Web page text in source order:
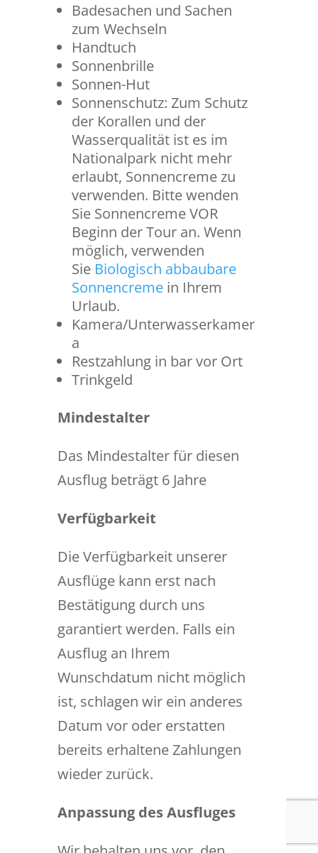
Badesachen und Sachen
zum Wechseln
Handtuch
Sonnenbrille
Sonnen-Hut
Sonnenschutz: Zum Schutz
der Korallen und der
Wasserqualität ist es im
Nationalpark nicht mehr
erlaubt, Sonnencreme zu
verwenden. Bitte wenden
Sie Sonnencreme VOR
Beginn der Tour an. Wenn
möglich, verwenden
Sie Biologisch abbaubare
Sonnencreme in Ihrem
Urlaub.
Kamera/Unterwasserkamer
a
Restzahlung in bar vor Ort
Trinkgeld
Mindestalter
Das Mindestalter für diesen
Ausflug beträgt 6 Jahre
Verfügbarkeit
Die Verfügbarkeit unserer
Ausflüge kann erst nach
Bestätigung durch uns
garantiert werden. Falls ein
Ausflug an Ihrem
Wunschdatum nicht möglich
ist, schlagen wir ein anderes
Datum vor oder erstatten
bereits erhaltene Zahlungen
wieder zurück.
Anpassung des Ausfluges